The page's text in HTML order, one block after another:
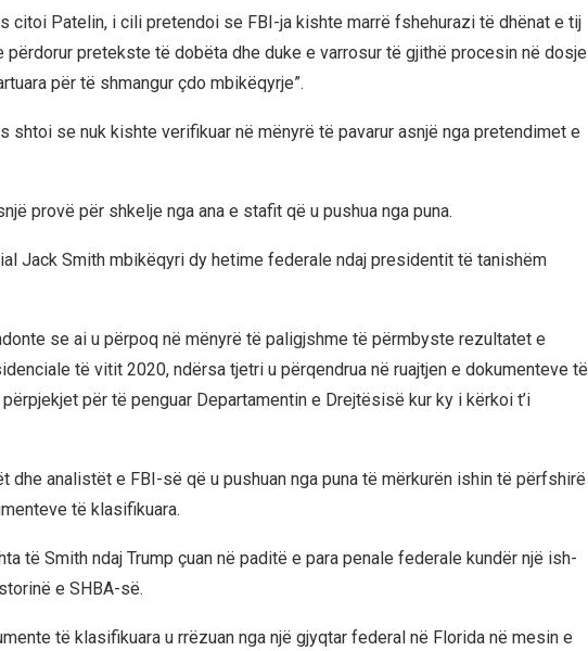
citoi Patelin, i cili pretendoi se FBI-ja kishte marrë fshehurazi të dhënat e tij
përdorur pretekste të dobëta dhe duke e varrosur të gjithë procesin në dosje
për të shmangur çdo mbikëqyrje”.
shtoi se nuk kishte verifikuar në mënyrë të pavarur asnjë nga pretendimet e
provë për shkelje nga ana e stafit që u pushua nga puna.
Jack Smith mbikëqyri dy hetime federale ndaj presidentit të tanishëm
se ai u përpoq në mënyrë të paligjshme të përmbyste rezultatet e
të vitit 2020, ndërsa tjetri u përqendrua në ruajtjen e dokumenteve të
për të penguar Departamentin e Drejtësisë kur ky i kërkoi t’i
dhe analistët e FBI-së që u pushuan nga puna të mërkurën ishin të përfshirë
të klasifikuara.
të Smith ndaj Trump çuan në paditë e para penale federale kundër një ish-
e SHBA-së.
të klasifikuara u rrëzuan nga një gjyqtar federal në Florida në mesin e